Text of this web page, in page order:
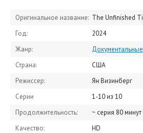
Оригинальное название: The Unfinished
Год:
2024
Жанр:
Документальные
Страна:
США
Режиссер:
Ян Визинберг
Серии
1-10 из 10
Продолжительность:
~ серия 80 минут
Качество:
HD